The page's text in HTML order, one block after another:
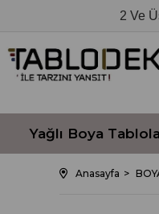
2 Ve
Yağlı Boya
Anasayfa